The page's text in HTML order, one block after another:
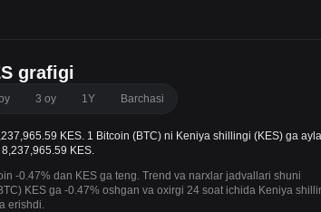
grafigi
3 oy 1Y Barchasi
KES. 1 Bitcoin (BTC) ni Keniya shillingi (KES) ga
KES.
-0.47% dan KES ga teng. Trend va narxlar jadvallari shuni
KES ga -0.47% oshgan va oxirgi 24 soat ichida Keniya
erishdi.